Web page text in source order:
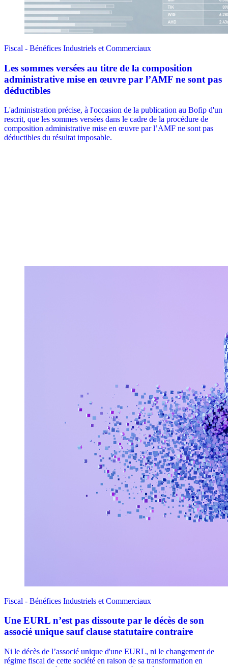
Fiscal - Bénéfices Industriels et Commerciaux
Les sommes versées au titre de la composition
administrative mise en œuvre par l’AMF ne sont pas
déductibles
L'administration précise, à l'occasion de la publication au Bofip d'un
rescrit, que les sommes versées dans le cadre de la procédure de
composition administrative mise en œuvre par l’AMF ne sont pas
déductibles du résultat imposable.
Fiscal - Bénéfices Industriels et Commerciaux
Une EURL n’est pas dissoute par le décès de son
associé unique sauf clause statutaire contraire
Ni le décès de l’associé unique d'une EURL, ni le changement de
régime fiscal de cette société en raison de sa transformation en